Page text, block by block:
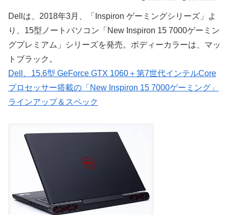
Dellは、2018年3月、「Inspiron ゲーミングシリーズ」よ
り、15型ノートパソコン「New Inspiron 15 7000ゲーミン
グプレミアム」シリーズを発売。ボディーカラーは、マッ
トブラック。
Dell、15.6型 GeForce GTX 1060＋第7世代インテルCore
プロセッサー搭載の「New Inspiron 15 7000ゲーミング」
ラインアップ＆スペック